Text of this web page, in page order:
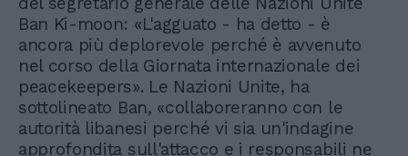
Ban Ki-moon: «L'agguato - ha detto - è
ancora più deplorevole perché è avvenuto
nel corso della Giornata internazionale dei
peacekeepers». Le Nazioni Unite, ha
sottolineato Ban, «collaboreranno con le
autorità libanesi perché vi sia un'indagine
approfondita sull'attacco e i responsabili ne